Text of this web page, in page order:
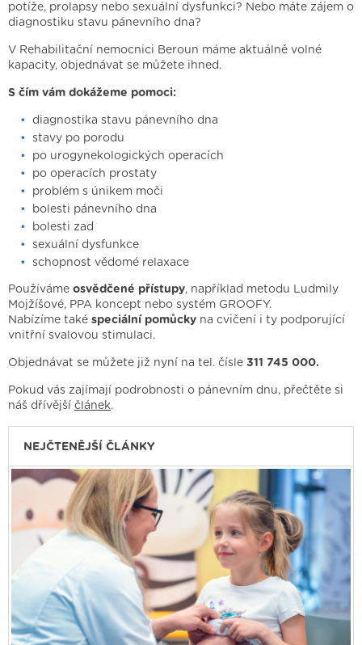
potíže, prolapsy nebo sexuální dysfunkci? Nebo máte zájem o
diagnostiku stavu pánevního dna?
V Rehabilitační nemocnici Beroun máme aktuálně volné
kapacity, objednávat se můžete ihned.
S čím vám dokážeme pomoci:
diagnostika stavu pánevního dna
stavy po porodu
po urogynekologických operacích
po operacích prostaty
problém s únikem moči
bolesti pánevního dna
bolesti zad
sexuální dysfunkce
schopnost vědomé relaxace
Používáme osvědčené přístupy, například metodu Ludmily
Mojžíšové, PPA koncept nebo systém GROOFY.
Nabízíme také speciální pomůcky na cvičení i ty podporující
vnitřní svalovou stimulaci.
Objednávat se můžete již nyní na tel. čísle 311 745 000.
Pokud vás zajímají podrobnosti o pánevním dnu, přečtěte si
náš dřívější článek.
NEJČTENĚJŠÍ ČLÁNKY